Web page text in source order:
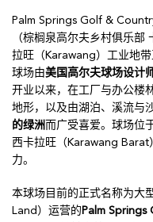
Palm Springs Golf &
（棕榈泉高尔夫乡村俱乐
拉旺（Karawang）工业地
球场由美国高尔夫球场设计
开业以来，在工厂与办公楼
地形，以及由湖泊、溪流与
的绿洲 而广受喜爱。球场位
西卡拉旺（Karawang
力。
本球场目前的正式名称为大
Land）运营的 Palm